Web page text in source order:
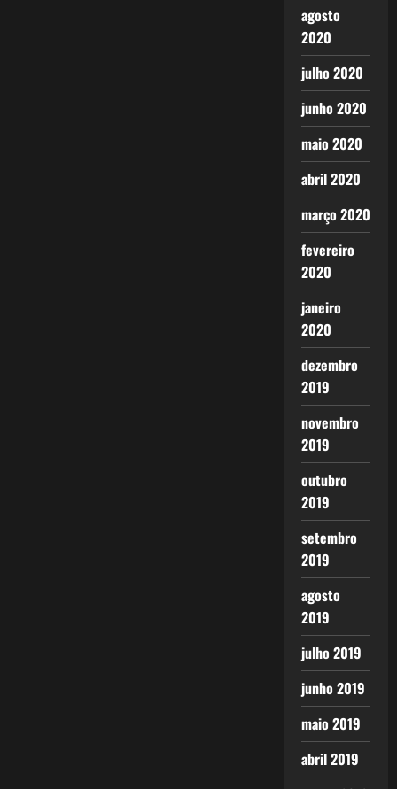
agosto
2020
julho 2020
junho 2020
maio 2020
abril 2020
março 2020
fevereiro
2020
janeiro
2020
dezembro
2019
novembro
2019
outubro
2019
setembro
2019
agosto
2019
julho 2019
junho 2019
maio 2019
abril 2019